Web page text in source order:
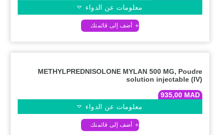
معلومات عن الدواء
METHYLPREDNISOLONE MYLAN 500 MG, Poudre
solution injectable (IV)
935,00 MAD
معلومات عن الدواء